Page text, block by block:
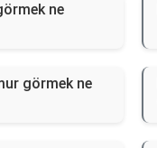
ne
görmek ne